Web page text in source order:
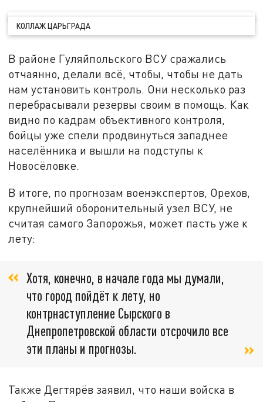
КОЛЛАЖ ЦАРЬГРАДА
В районе Гуляйпольского ВСУ сражались
отчаянно, делали всё, чтобы, чтобы не дать
нам установить контроль. Они несколько раз
перебрасывали резервы своим в помощь. Как
видно по кадрам объективного контроля,
бойцы уже спели продвинуться западнее
населённика и вышли на подступы к
Новосёловке.
В итоге, по прогнозам военэкспертов, Орехов,
крупнейший оборонительный узел ВСУ, не
считая самого Запорожья, может пасть уже к
лету:
Хотя, конечно, в начале года мы думали,
что город пойдёт к лету, но
контрнаступление Сырского в
Днепропетровской области отсрочило все
эти планы и прогнозы.
Также Дегтярёв заявил, что наши войска в